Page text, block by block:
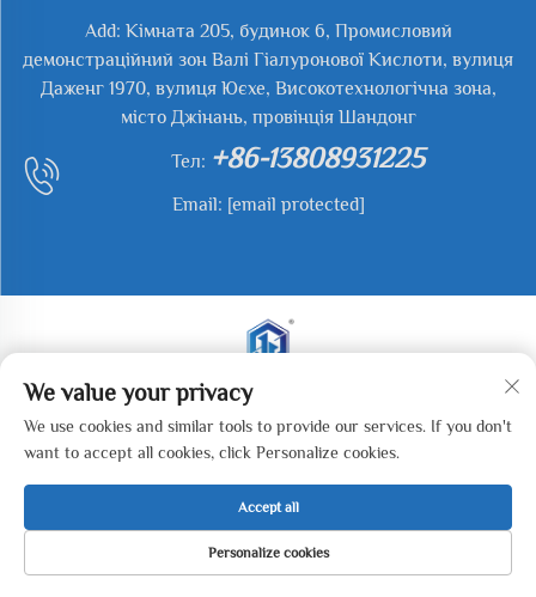
Add: Кімната 205, будинок 6, Промисловий
демонстраційний зон Валі Гіалуронової Кислоти, вулиця
Даженг 1970, вулиця Юєхе, Високотехнологічна зона,
місто Джінань, провінція Шандонг
Тел: +86-13808931225
Email: [email protected]
Авторське право © 2025 Jianyu Weiye (Jinan) Machinery
Technology Co., LTD. Всі права захищені. - Політика
конфіденційності
ГОЛОВНА
ТОВАРИ
ЕЛЕКТРОННА
ТЕЛ
We value your privacy
We use cookies and similar tools to provide our services. If you don't
want to accept all cookies, click Personalize cookies.
Personalize cookies
Accept all